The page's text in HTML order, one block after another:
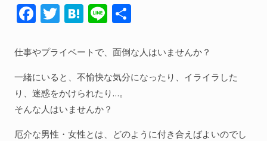
F
e
b
o
o
k
T
itt
er
H
e
n
a
Li
e
仕事やプライベートで、面倒な人はいませんか？
一緒にいると、不愉快な気分になったり、イライラした
り、迷惑をかけられたり…。
そんな人はいませんか？
厄介な男性・女性とは、どのように付き合えばよいのでし